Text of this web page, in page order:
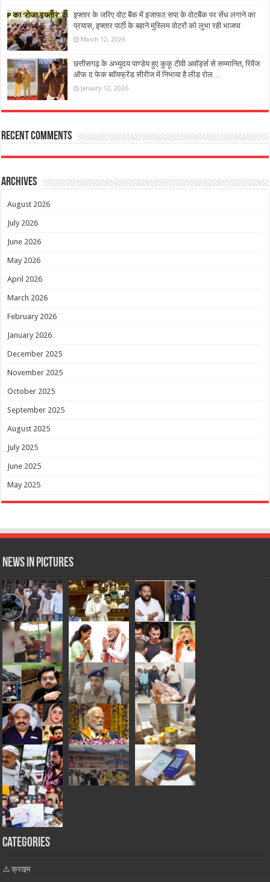
इफ्तार के जरिए वोट बैंक में इजाफा! सपा के वोटबैंक पर सेंध लगाने का
प्रयास, इफ्तार पार्टी के बहाने मुस्लिम वोटरों को लुभा रही भाजपा
March 12, 2026
छत्तीसगढ़ के अभ्युदय पाण्डेय हुए कुकू टीवी अवॉर्ड्स से सम्मानित, रिवेंज
ऑफ द फेक ब्वॉयफ्रेंड सीरीज में निभाया है लीड रोल…
January 12, 2026
Recent Comments
Archives
August 2026
July 2026
June 2026
May 2026
April 2026
March 2026
February 2026
January 2026
December 2025
November 2025
October 2025
September 2025
August 2025
July 2025
June 2025
May 2025
News in Pictures
Categories
⚠️ क्राइम